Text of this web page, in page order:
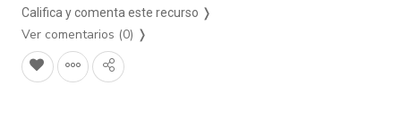
Califica y comenta este recurso ❭
Ver comentarios (0) ❭